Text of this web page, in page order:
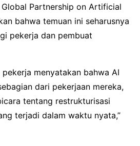
Partnership on Artificial
bahwa temuan ini seharusnya
pekerja dan pembuat
menyatakan bahwa AI
dari pekerjaan mereka,
tentang restrukturisasi
terjadi dalam waktu nyata,”